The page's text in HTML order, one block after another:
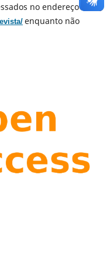
no endereço url
enquanto não